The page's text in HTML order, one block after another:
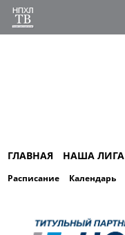
ГЛАВНАЯ НАША ЛИГА
Расписание Календарь